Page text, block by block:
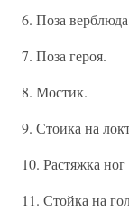
6. Поза
7. Поза героя.
8. Мостик.
9. Стоика на
10. Растяжка ног
11. Стойка на